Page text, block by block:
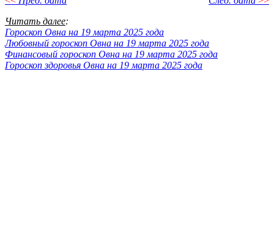
Читать далее:
Гороскоп Овна на 19 марта 2025 года
Любовный гороскоп Овна на 19 марта 2025 года
Финансовый гороскоп Овна на 19 марта 2025 года
Гороскоп здоровья Овна на 19 марта 2025 года